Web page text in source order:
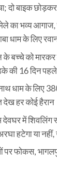
दो बाइक
का भव्य आगाज,
धाम के लिए
बच्चे को मारकर
की 16 दिन पहले
धाम के लिए
देख हर कोई हैरान
में शिवलिंग
हटेगा या
पर फोकस,